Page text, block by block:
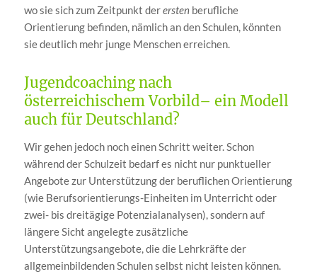
wo sie sich zum Zeitpunkt dererstenberufliche
Orientierung befinden, nämlich an den Schulen, könnten
sie deutlich mehr junge Menschen erreichen.
Jugendcoaching nach
österreichischem Vorbild– ein Modell
auch für Deutschland?
Wir gehen jedoch noch einen Schritt weiter. Schon
während der Schulzeit bedarf es nicht nur punktueller
Angebote zur Unterstützung der beruflichen Orientierung
(wie Berufsorientierungs-Einheiten im Unterricht oder
zwei- bis dreitägige Potenzialanalysen), sondern auf
längere Sicht angelegte zusätzliche
Unterstützungsangebote, die die Lehrkräfte der
allgemeinbildenden Schulen selbst nicht leisten können.